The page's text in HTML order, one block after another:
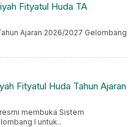
Fityatul Huda TA
Ajaran 2026/2027 Gelombang
Fityatul Huda Tahun Ajaran
membuka Sistem
I untuk..